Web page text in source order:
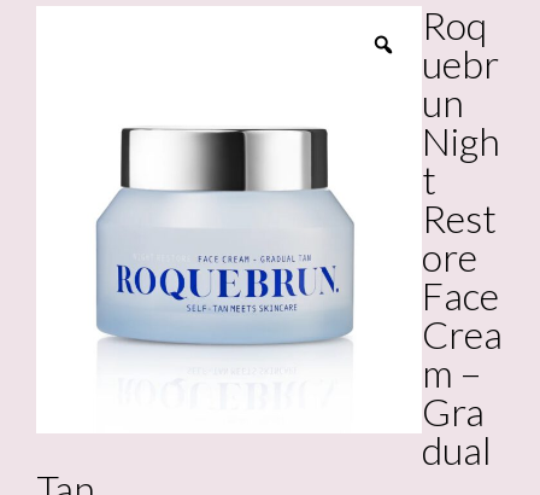
Roq
uebr
un
Nigh
t
Rest
ore
Face
Crea
m –
Gra
dual